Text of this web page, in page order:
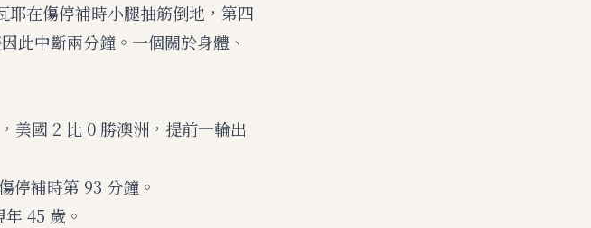
在傷停補時小腿抽筋倒地，第四
此中斷兩分鐘。一個關於身體、
美國 2 比 0 勝澳洲，提前一輪出
停補時第 93 分鐘。
45 歲。